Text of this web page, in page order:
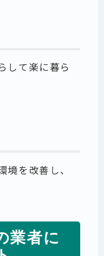
して楽に暮ら
を改善し、
業者に